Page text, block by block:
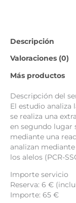
Descripción
Valoraciones (0)
Más productos
Descripción del
El estudio analiza
se realiza una
en segundo lugar
mediante una
analizan
los alelos (PCR-
Importe servicio
Reserva: 6 €
Importe: 65 €